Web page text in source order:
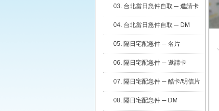
03. 台北當日急件自取 ─ 邀請卡
04. 台北當日急件自取 ─ DM
05. 隔日宅配急件 ─ 名片
06. 隔日宅配急件 ─ 邀請卡
07. 隔日宅配急件 ─ 酷卡/明信片
08. 隔日宅配急件 ─ DM